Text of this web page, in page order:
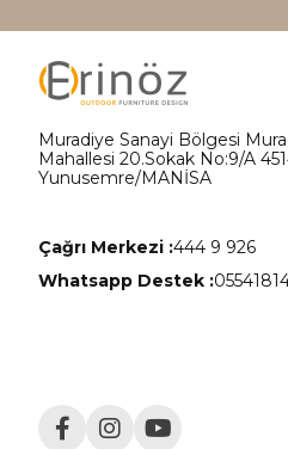
Muradiye Sanayi Bölgesi
Mahallesi 20.Sokak No:9/A
Yunusemre/MANİSA
Çağrı Merkezi :444 9 926
Whatsapp Destek :